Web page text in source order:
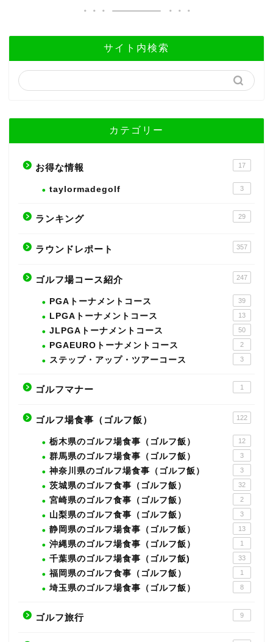
サイト内検索
カテゴリー
お得な情報 17
taylormadegolf 3
ランキング 29
ラウンドレポート 357
ゴルフ場コース紹介 247
PGAトーナメントコース 39
LPGAトーナメントコース 13
JLPGAトーナメントコース 50
PGAEUROトーナメントコース 2
ステップ・アップ・ツアーコース 3
ゴルフマナー 1
ゴルフ場食事（ゴルフ飯） 122
栃木県のゴルフ場食事（ゴルフ飯） 12
群馬県のゴルフ場食事（ゴルフ飯） 3
神奈川県のゴルフ場食事（ゴルフ飯） 3
茨城県のゴルフ食事（ゴルフ飯） 32
宮崎県のゴルフ食事（ゴルフ飯） 2
山梨県のゴルフ食事（ゴルフ飯） 3
静岡県のゴルフ場食事（ゴルフ飯） 13
沖縄県のゴルフ場食事（ゴルフ飯） 1
千葉県のゴルフ場食事（ゴルフ飯) 33
福岡県のゴルフ食事（ゴルフ飯） 1
埼玉県のゴルフ場食事（ゴルフ飯） 8
ゴルフ旅行 9